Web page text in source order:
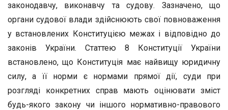
законодавчу, виконавчу та судову. Зазначено, що
органи судової влади здійснюють свої повноваження
у встановлених Конституцією межах і відповідно до
законів України. Статтею 8 Конституції України
встановлено, що Конституція має найвищу юридичну
силу, а її норми є нормами прямої дії, суди при
розгляді конкретних справ мають оцінювати зміст
будь-якого закону чи іншого нормативно-правового